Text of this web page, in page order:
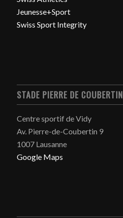
Jeunesse+Sport
Swiss Sport Integrity
STADE PIERRE DE COUBERTIN
Centre sportif de Vidy
Av. Pierre-de-Coubertin 9
1007 Lausanne
Google Maps